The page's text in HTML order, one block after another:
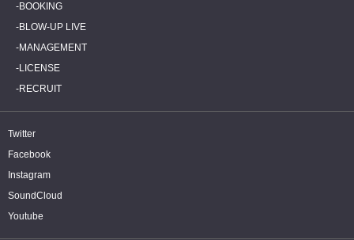
BOOKING
BLOW-UP LIVE
MANAGEMENT
LICENSE
RECRUIT
Twitter
Facebook
Instagram
SoundCloud
Youtube